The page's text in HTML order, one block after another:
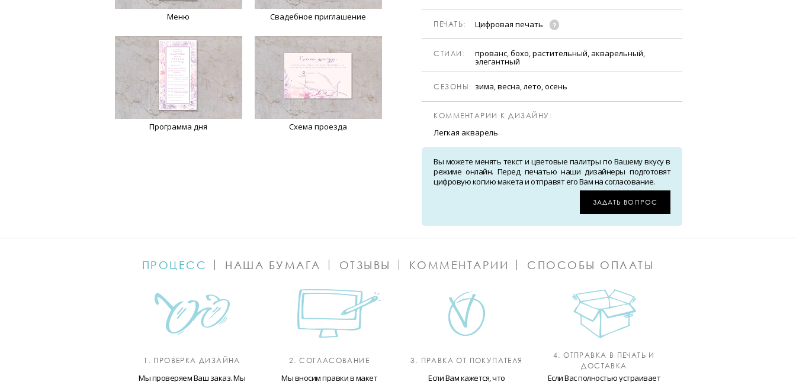
Меню Свадебное приглашение
Программа дня Схема проезда
ПЕЧАТЬ: Цифровая печать
CТИЛИ: прованс, бохо, растительный, акварельный,
элегантный
CЕЗОНЫ: зима, весна, лето, осень
КОММЕНТАРИИ К ДИЗАЙНУ:
Легкая акварель
Вы можете менять текст и цветовые палитры по Вашему вкусу в
режиме онлайн. Перед печатью наши дизайнеры подготовят
цифровую копию макета и отправят его Вам на согласование.
ЗАДАТЬ ВОПРОС
ПРОЦЕСС НАША БУМАГА ОТЗЫВЫ КОММЕНТАРИИ СПОСОБЫ ОПЛАТЫ
1. ПРОВЕРКА ДИЗАЙНА
Мы проверяем Ваш заказ. Мы
2. СОГЛАСОВАНИЕ
Мы вносим правки в макет
3. ПРАВКА ОТ ПОКУПАТЕЛЯ
Если Вам кажется, что
4. ОТПРАВКА В ПЕЧАТЬ И
ДОСТАВКА
Если Вас полностью устраивает